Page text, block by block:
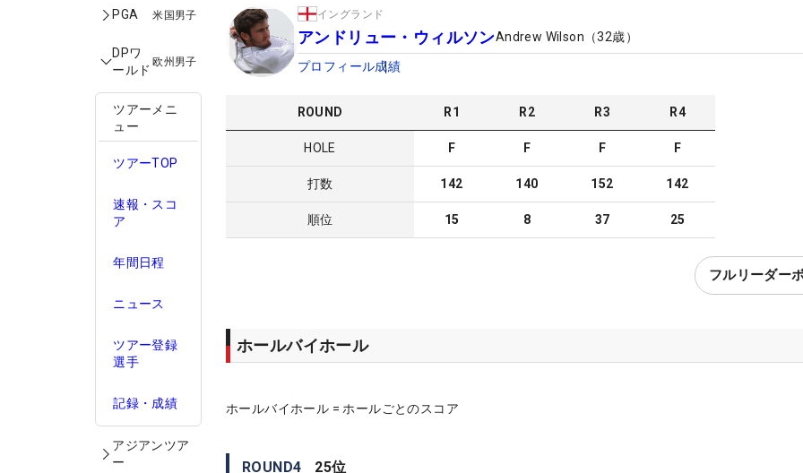
PGA 米国男子
DPワ
ールド
欧州男子
ツアーメニ
ュー
ツアーTOP
速報・スコ
ア
年間日程
ニュース
ツアー登録
選手
記録・成績
アジアンツア
ー
イングランド
アンドリュー・ウィルソンAndrew Wilson （32歳）
プロフィール成績
ROUND R1 R2 R3 R4
HOLE F F F F
打数 142 140 152 142
順位 15 8 37 25
フルリーダー
ホールバイホール
ホールバイホール = ホールごとのスコア
ROUND4 25位